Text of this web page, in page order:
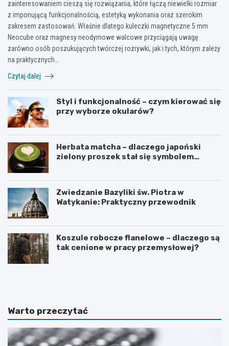
zainteresowaniem cieszą się rozwiązania, które łączą niewielki rozmiar
z imponującą funkcjonalnością, estetyką wykonania oraz szerokim
zakresem zastosowań. Właśnie dlatego kuleczki magnetyczne 5 mm
Neocube oraz magnesy neodymowe walcowe przyciągają uwagę
zarówno osób poszukujących twórczej rozrywki, jak i tych, którym zależy
na praktycznych…
Czytaj dalej
Styl i funkcjonalność – czym kierować się
przy wyborze okularów?
Herbata matcha – dlaczego japoński
zielony proszek stał się symbolem
Zwiedzanie Bazyliki św. Piotra w
Watykanie: Praktyczny przewodnik
Koszule robocze flanelowe – dlaczego są
tak cenione w pracy przemysłowej?
C
i
ć
,
g
C
n
i
e
w
Warto przeczytać